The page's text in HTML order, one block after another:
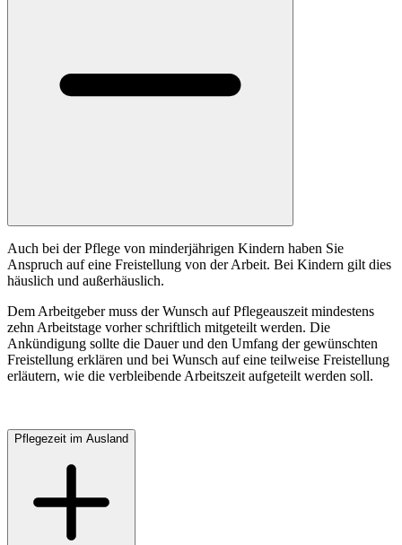
Auch bei der Pflege von minderjährigen Kindern haben Sie
Anspruch auf eine Freistellung von der Arbeit. Bei Kindern gilt dies
häuslich und außerhäuslich.
Dem Arbeitgeber muss der Wunsch auf Pflegeauszeit mindestens
zehn Arbeitstage vorher schriftlich mitgeteilt werden. Die
Ankündigung sollte die Dauer und den Umfang der gewünschten
Freistellung erklären und bei Wunsch auf eine teilweise Freistellung
erläutern, wie die verbleibende Arbeitszeit aufgeteilt werden soll.
Pflegezeit im Ausland